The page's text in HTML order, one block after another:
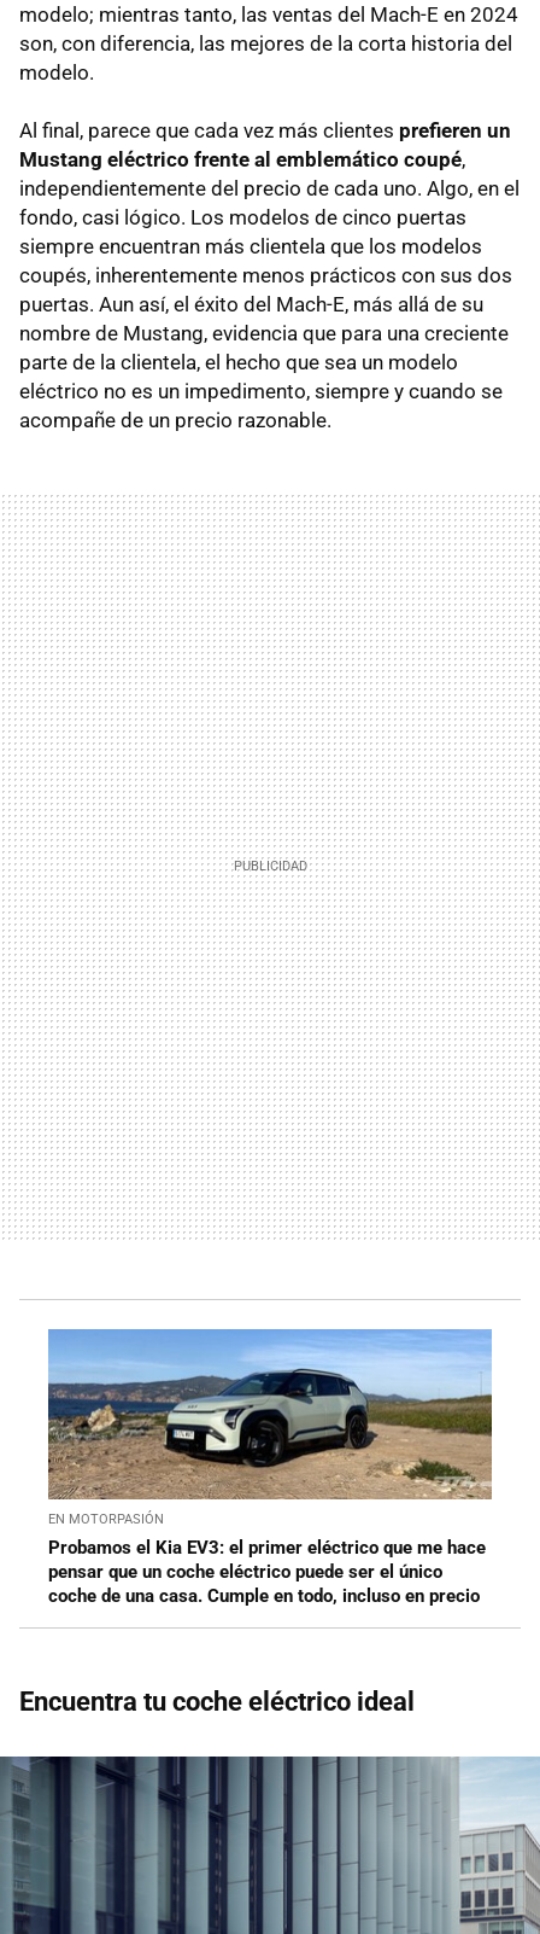
modelo; mientras tanto, las ventas del Mach-E en 2024
son, con diferencia, las mejores de la corta historia del
modelo.
Al final, parece que cada vez más clientes prefieren un
Mustang eléctrico frente al emblemático coupé,
independientemente del precio de cada uno. Algo, en el
fondo, casi lógico. Los modelos de cinco puertas
siempre encuentran más clientela que los modelos
coupés, inherentemente menos prácticos con sus dos
puertas. Aun así, el éxito del Mach-E, más allá de su
nombre de Mustang, evidencia que para una creciente
parte de la clientela, el hecho que sea un modelo
eléctrico no es un impedimento, siempre y cuando se
acompañe de un precio razonable.
EN MOTORPASIÓN
Probamos el Kia EV3: el primer eléctrico que me hace
pensar que un coche eléctrico puede ser el único
coche de una casa. Cumple en todo, incluso en precio
Encuentra tu coche eléctrico ideal